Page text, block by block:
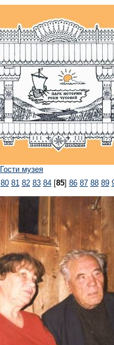
Гости музея
80 81 82 83 84[85] 86 87 88 89